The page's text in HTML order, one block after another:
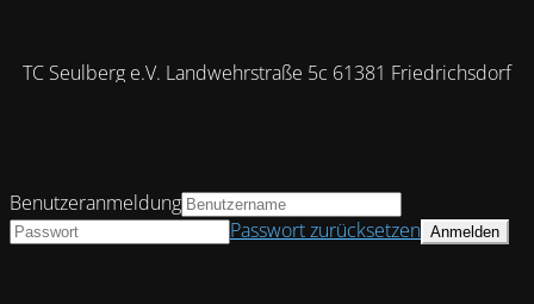
TC Seulberg e.V. Landwehrstraße 5c 61381 Friedrichsdorf
Benutzeranmeldung
Passwort zurücksetzen